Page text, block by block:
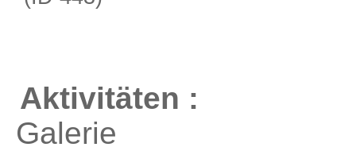
Aktivitäten :
Galerie